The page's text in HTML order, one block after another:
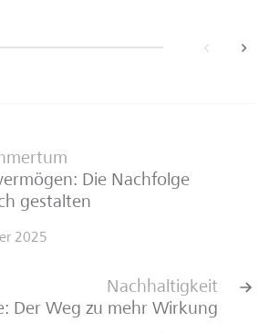
next
Die Nachfolge
gestalten
2025
Nachhaltigkeit
Der Weg zu mehr Wirkung